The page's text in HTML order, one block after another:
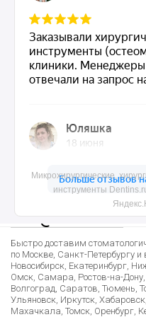
Микрохирургические,
инструменты
Доставка и контакты
Политика
Карта сайта
8 (495) 150-55-92
mail@dentins.ru
Быстро доставим
по Москве, Санкт-Петербургу
Новосибирск, Екатеринбург,
Омск, Самара, Ростов-на-
Волгоград, Саратов, Тюмень,
Ульяновск, Иркутск,
Махачкала, Томск, Оренбург,